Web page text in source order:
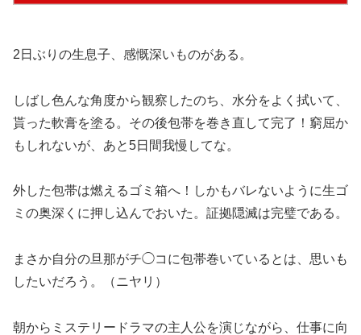
2日ぶりの生息子、感慨深いものがある。
しばし色んな角度から観察したのち、水分をよく拭いて、
貰った軟膏を塗る。その後包帯を巻き直して完了！窮屈か
もしれないが、あと5日間我慢してな。
外した包帯は燃えるゴミ箱へ！しかもバレないように生ゴ
ミの奥深くに押し込んでおいた。証拠隠滅は完璧である。
まさか自分の旦那がチ◯コに包帯巻いているとは、思いも
したいだろう。（ニヤリ）
朝からミステリードラマの主人公を演じながら、仕事に向